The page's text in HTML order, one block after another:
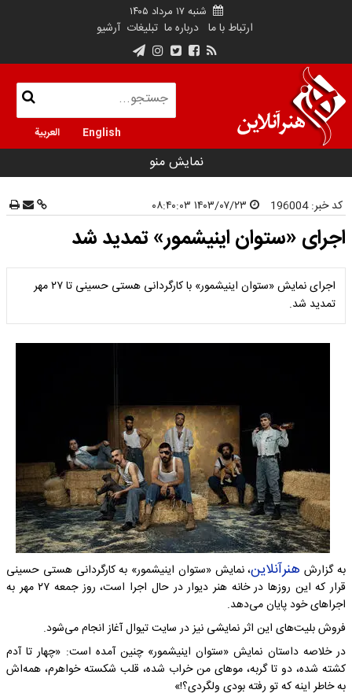
شنبه ۱۷ مرداد ۱۴۰۵
ارتباط با ما درباره ما تبلیغات آرشیو
English العربية
نمایش منو
کد خبر:196004
اجرای «ستوان اینیشمور» تمدید شد
اجرای نمایش «ستوان اینیشمور» با کارگردانی هستی حسینی تا ۲۷ مهر
تمدید شد.
به گزارش هنرآنلاین، نمایش «ستوان اینیشمور» به کارگردانی هستی حسینی
قرار که این روزها در خانه هنر دیوار در حال اجرا است، روز جمعه ۲۷ مهر به
اجراهای خود پایان می‌دهد.
فروش بلیت‌های این اثر نمایشی نیز در سایت تیوال آغاز انجام می‌شود.
در خلاصه داستان نمایش «ستوان اینیشمور» چنین آمده است: «چهار تا آدم
کشته شده، دو تا گربه، موهای من خراب شده، قلب شکسته خواهرم، همه‌اش
به خاطر اینه که تو رفته بودی ولگردی؟!»